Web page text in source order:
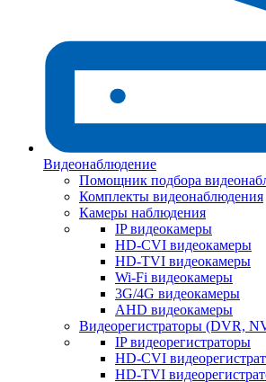
Видеонаблюдение
Помощник подбора
Комплекты видеонаблюдения
Камеры наблюдения
IP видеокамеры
HD-CVI видеокамеры
HD-TVI видеокамеры
Wi-Fi видеокамеры
3G/4G видеокамеры
AHD видеокамеры
Видеорегистраторы (DVR,
IP видеорегистраторы
HD-CVI
HD-TVI